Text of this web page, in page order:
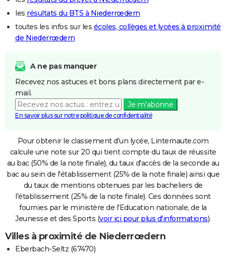
les résultats du BTS à Niederrœdern
toutes les infos sur les écoles, collèges et lycées à proximité
de Niederrœdern
A ne pas manquer
Recevez nos astuces et bons plans directement par e-
mail.
Je m'abonne
En savoir plus sur notre politique de confidentialité
Pour obtenir le classement d'un lycée, Linternaute.com
calcule une note sur 20 qui tient compte du taux de réussite
au bac (50% de la note finale), du taux d'accès de la seconde au
bac au sein de l'établissement (25% de la note finale) ainsi que
du taux de mentions obtenues par les bacheliers de
l'établissement (25% de la note finale). Ces données sont
fournies par le ministère de l'Education nationale, de la
Jeunesse et des Sports (voir ici pour plus d'informations).
Villes à proximité de Niederrœdern
Eberbach-Seltz (67470)